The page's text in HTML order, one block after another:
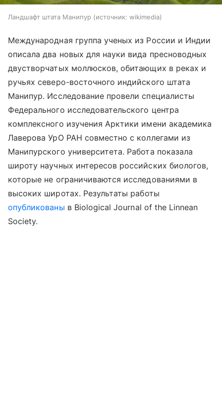
Ландшафт штата Манипур источник: wikimedia
Международная группа ученых из России и Индии
описала два новых для науки вида пресноводных
двустворчатых моллюсков, обитающих в реках и
ручьях северо-восточного индийского штата
Манипур. Исследование провели специалисты
Федерального исследовательского центра
комплексного изучения Арктики имени академика
Лаверова УрО РАН совместно с коллегами из
Манипурского университета. Работа показала
широту научных интересов российских биологов,
которые не ограничиваются исследованиями в
высоких широтах. Результаты работы
опубликованы вBiological Journal of the Linnean
Society.